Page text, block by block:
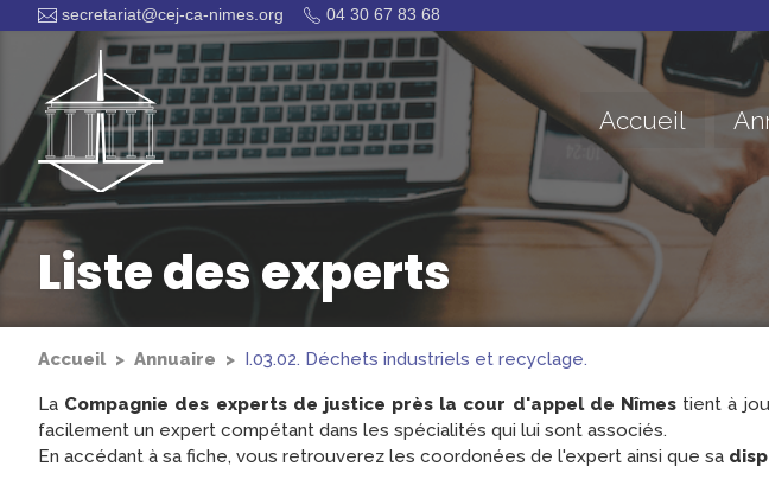
secretariat@cej-ca-nimes.org 04 30 67 83 68
Accueil
Liste des experts
Accueil Annuaire I.03.02. Déchets industriels et recyclage.
La Compagnie des experts de justice près la cour d'appel de Nîmestient à
facilement un expert compétant dans les spécialités qui lui sont associés.
En accédant à sa fiche, vous retrouverez les coordonées de l'expert ainsi que sa